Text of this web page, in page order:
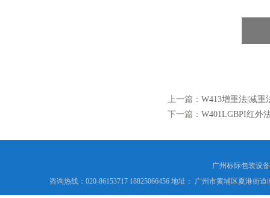
上一篇： W413增重法|减重
下一篇： W401LGBPI红外
广州标际包装设
咨询热线：020-86153717 18825066456 地址： 广州市黄埔区夏港街